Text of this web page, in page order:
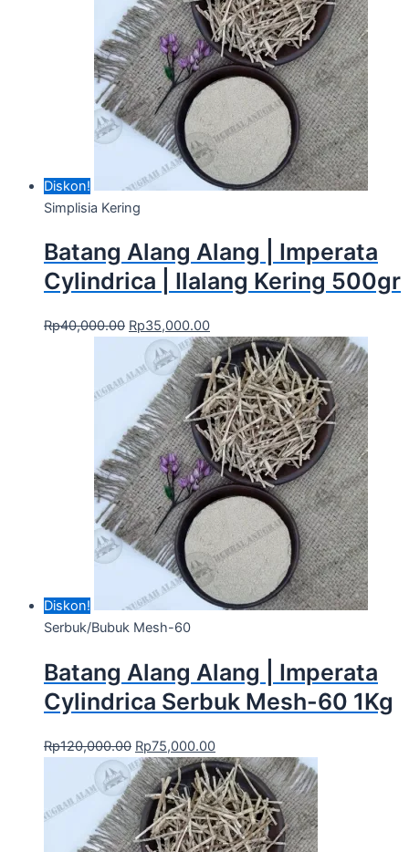
Diskon!
Simplisia Kering
Batang Alang Alang | Imperata
Cylindrica | Ilalang Kering 500gr
Rp40,000.00 Rp35,000.00
Diskon!
Serbuk/Bubuk Mesh-60
Batang Alang Alang | Imperata
Cylindrica Serbuk Mesh-60 1Kg
Rp120,000.00 Rp75,000.00